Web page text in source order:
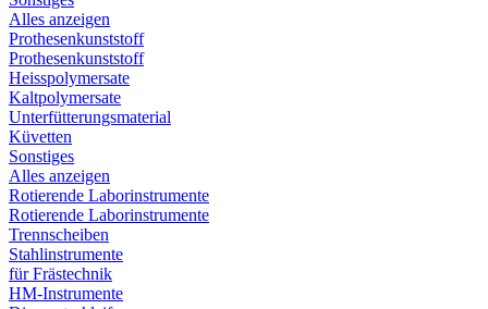
Alles anzeigen
Prothesenkunststoff
Prothesenkunststoff
Heisspolymersate
Kaltpolymersate
Unterfütterungsmaterial
Küvetten
Sonstiges
Alles anzeigen
Rotierende Laborinstrumente
Rotierende Laborinstrumente
Trennscheiben
Stahlinstrumente
für Frästechnik
HM-Instrumente